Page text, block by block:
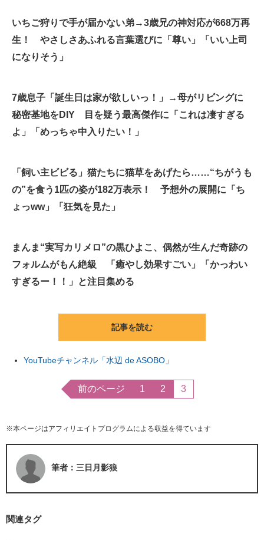
企業向けIT製品の総合サイト
IT製品の技術・比較・事例
モノづくり技術者専門サイト
エレクトロニクス専門サイト
エネルギーの専門メディア
建設×テクノロジーの最前線
いちご狩りで手が届かない弟→3歳兄の神対応が668万再
生！ やさしさあふれる言葉選びに「尊い」「いい上司
になりそう」
7歳息子「誕生日は家が欲しいっ！」→母がリビングに
秘密基地をDIY 目を疑う最高傑作に「これは凄すぎる
よ」「めっちゃ中入りたい！」
「飼い主ビビる」猫たちに猫草をあげたら……“ちがうも
の”を食う1匹の姿が182万表示！ 予想外の展開に「ち
ょっww」「狂気を見た」
まんま“実写カリメロ”の黒ひよこ、偶然が生んだ奇跡の
フォルムがもん絶級 「癒やし効果すごい」「かっわい
すぎるー！！」と注目集める
記事を読む
YouTubeチャンネル「水辺 de ASOBO」
前のページ 1 2 3
※本ページはアフィリエイトプログラムによる収益を得ています
筆者：三日月影狼
関連タグ